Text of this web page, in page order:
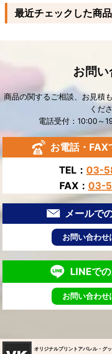
最近チェックした商品
お問
商品の関するご相談、お見積
くだ
電話受付：10:00～
お電話・FAX
TEL： 03-
FAX： 03-
メールで
お問い合わせ
LINEで
お問い合わせ
オリジナルプリントアパレル・グ